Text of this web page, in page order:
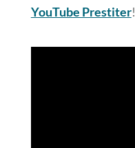
YouTube Prestiter!